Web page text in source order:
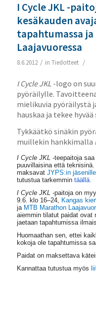
I Cycle JKL -
kesäkauden
tapahtumassa ja
Laajavuoressa
8.6.2012 / in Tiedotteet /
I Cycle JKL -logo on
pyöräilylle.
mielikuvia pyöräilystä
hauskaa ja tekee
Tykkäätkö sinäkin
muillekin hankkimalla
I Cycle JKL-teepaitoja saa
puuvillaisina että
maksavat JYPS:in jäsenille
tutustua tarkemmin täällä.
I Cycle JKL-paitoja on
9.6. klo 16–24, Kangas
ja MTB Marathon
aiemmin tilatut paidat ovat
jaetaan tapahtumissa
Huomaathan sen, ettei
kokoja ole tapahtumissa
Paidat on maksettava
Kannattaa tutustua myös